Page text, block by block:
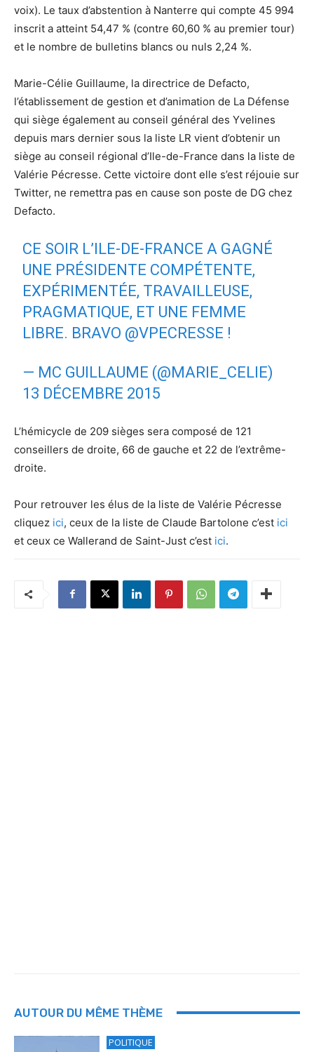
voix). Le taux d’abstention à Nanterre qui compte 45 994
inscrit a atteint 54,47 % (contre 60,60 % au premier tour)
et le nombre de bulletins blancs ou nuls 2,24 %.
Marie-Célie Guillaume, la directrice de Defacto,
l’établissement de gestion et d’animation de La Défense
qui siège également au conseil général des Yvelines
depuis mars dernier sous la liste LR vient d’obtenir un
siège au conseil régional d’Ile-de-France dans la liste de
Valérie Pécresse. Cette victoire dont elle s’est réjouie sur
Twitter, ne remettra pas en cause son poste de DG chez
Defacto.
CE SOIR L’ILE-DE-FRANCE A GAGNÉ
UNE PRÉSIDENTE COMPÉTENTE,
EXPÉRIMENTÉE, TRAVAILLEUSE,
PRAGMATIQUE, ET UNE FEMME
LIBRE. BRAVO @VPECRESSE !
— MC GUILLAUME (@MARIE_CELIE)
13 DÉCEMBRE 2015
L’hémicycle de 209 sièges sera composé de 121
conseillers de droite, 66 de gauche et 22 de l’extrême-
droite.
Pour retrouver les élus de la liste de Valérie Pécresse
cliquez ici, ceux de la liste de Claude Bartolone c’est ici
et ceux ce Wallerand de Saint-Just c’est ici.
AUTOUR DU MÊME THÈME
POLITIQUE